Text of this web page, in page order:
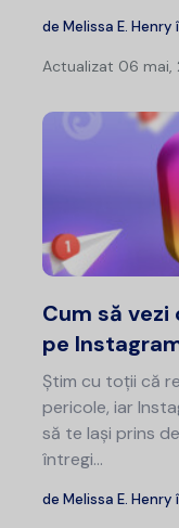
de Melissa E. Henry
Actualizat 06 mai,
Cum să
pe
Știm cu toții că
pericole, iar
să te lași prins
întregi...
de Melissa E. Henry